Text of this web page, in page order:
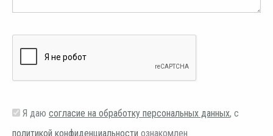
Я даю согласие на обработку персональных данных, с
политикой конфиденциальности ознакомлен